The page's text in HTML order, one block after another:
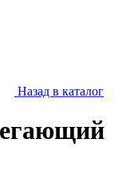
Назад в каталог